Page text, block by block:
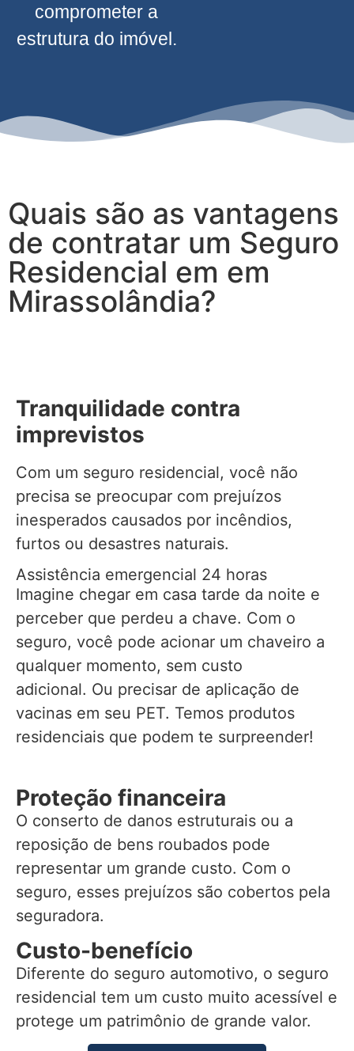
comprometer a
estrutura do imóvel.
Quais são as vantagens
de contratar um Seguro
Residencial em em
Mirassolândia?
Tranquilidade contra
imprevistos
Com um seguro residencial, você não
precisa se preocupar com prejuízos
inesperados causados por incêndios,
furtos ou desastres naturais.
Assistência emergencial 24 horas
Imagine chegar em casa tarde da noite e
perceber que perdeu a chave. Com o
seguro, você pode acionar um chaveiro a
qualquer momento, sem custo
adicional. Ou precisar de aplicação de
vacinas em seu PET. Temos produtos
residenciais que podem te surpreender!
Proteção financeira
O conserto de danos estruturais ou a
reposição de bens roubados pode
representar um grande custo. Com o
seguro, esses prejuízos são cobertos pela
seguradora.
Custo-benefício
Diferente do seguro automotivo, o seguro
residencial tem um custo muito acessível e
protege um patrimônio de grande valor.